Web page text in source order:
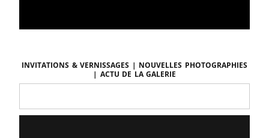
Invitations & vernissages | Nouvelles photographies
| Actu de la galerie